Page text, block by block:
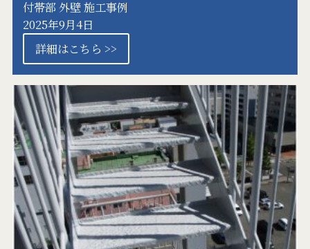
付帯部 外壁施工事例
2025年9月4日
詳細はこちら >>